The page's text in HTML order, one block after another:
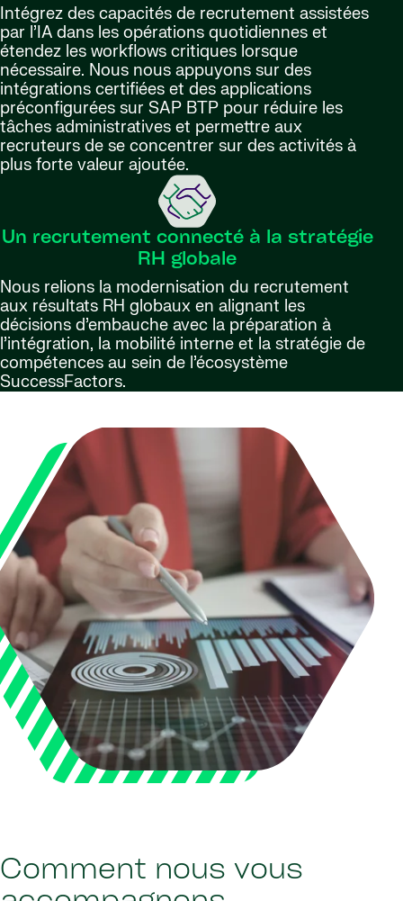
Intégrez des capacités de recrutement assistées
par l’IA dans les opérations quotidiennes et
étendez les workflows critiques lorsque
nécessaire. Nous nous appuyons sur des
intégrations certifiées et des applications
préconfigurées sur SAP BTP pour réduire les
tâches administratives et permettre aux
recruteurs de se concentrer sur des activités à
plus forte valeur ajoutée.
Un recrutement connecté à la stratégie
RH globale
Nous relions la modernisation du recrutement
aux résultats RH globaux en alignant les
décisions d’embauche avec la préparation à
l’intégration, la mobilité interne et la stratégie de
compétences au sein de l’écosystème
SuccessFactors.
Comment nous vous